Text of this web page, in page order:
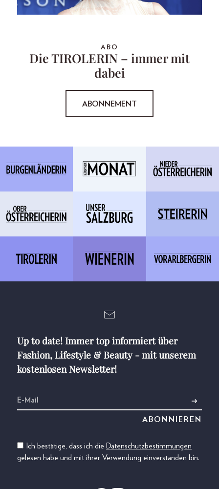
ABO
Die TIROLERIN – immer mit
dabei
ABONNEMENT
Up to date! Immer top informiert über
Fashion, Lifestyle & Beauty - mit unserem
kostenlosen Newsletter!
Ich bestätige, dass ich die Datenschutzbestimmungen
gelesen habe und mit ihrer Verwendung einverstanden bin.